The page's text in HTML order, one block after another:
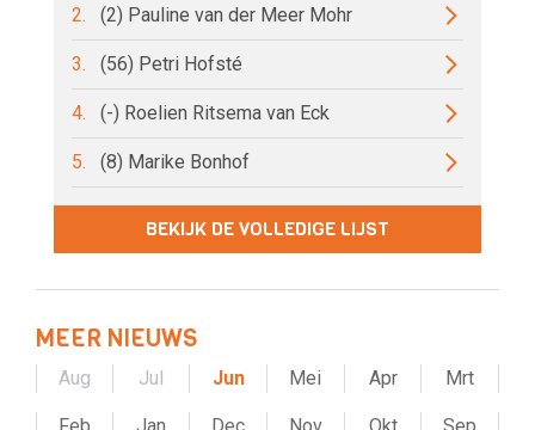
2. (2) Pauline van der Meer Mohr
3. (56) Petri Hofsté
4. (-) Roelien Ritsema van Eck
5. (8) Marike Bonhof
BEKIJK DE VOLLEDIGE LIJST
MEER NIEUWS
Aug Jul Jun Mei Apr Mrt